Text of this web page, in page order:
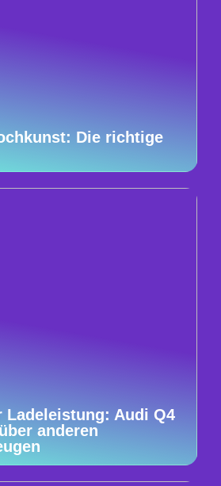
Die richtige
Ladeleistung: Audi Q4
anderen